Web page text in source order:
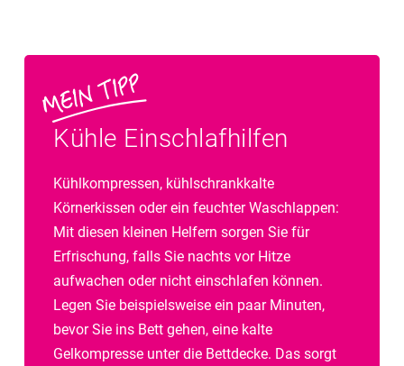
Kühle Einschlafhilfen
Kühlkompressen, kühlschrankkalte
Körnerkissen oder ein feuchter Waschlappen:
Mit diesen kleinen Helfern sorgen Sie für
Erfrischung, falls Sie nachts vor Hitze
aufwachen oder nicht einschlafen können.
Legen Sie beispielsweise ein paar Minuten,
bevor Sie ins Bett gehen, eine kalte
Gelkompresse unter die Bettdecke. Das sorgt